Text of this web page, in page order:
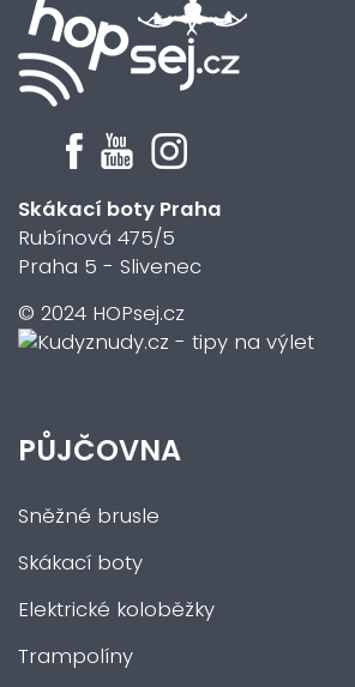
Skákací boty Praha
Rubínová 475/5
Praha 5 - Slivenec
© 2024 HOPsej.cz
PŮJČOVNA
Sněžné brusle
Skákací boty
Elektrické koloběžky
Trampolíny